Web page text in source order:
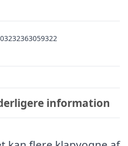
kr. 259,97.
information